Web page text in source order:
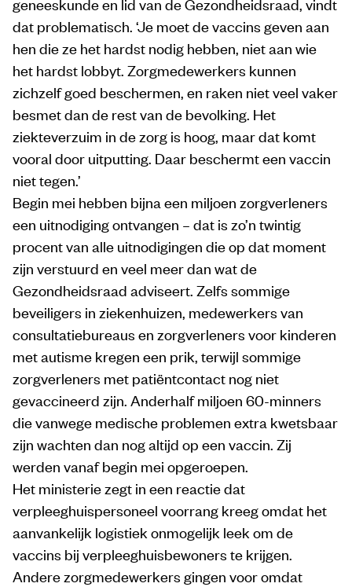
dat problematisch. ‘Je moet de vaccins geven aan
hen die ze het hardst nodig hebben, niet aan wie
het hardst lobbyt. Zorgmedewerkers kunnen
zichzelf goed beschermen, en raken niet veel vaker
besmet dan de rest van de bevolking. Het
ziekteverzuim in de zorg is hoog, maar dat komt
vooral door uitputting. Daar beschermt een vaccin
niet tegen.’
Begin mei hebben bijna een miljoen zorgverleners
een uitnodiging ontvangen – dat is zo’n twintig
procent van alle uitnodigingen die op dat moment
zijn verstuurd en veel meer dan wat de
Gezondheidsraad adviseert. Zelfs sommige
beveiligers in ziekenhuizen, medewerkers van
consultatiebureaus en zorgverleners voor kinderen
met autisme kregen een prik, terwijl sommige
zorgverleners met patiëntcontact nog niet
gevaccineerd zijn. Anderhalf miljoen 60-minners
die vanwege medische problemen extra kwetsbaar
zijn wachten dan nog altijd op een vaccin. Zij
werden vanaf begin mei opgeroepen.
Het ministerie zegt in een reactie dat
verpleeghuispersoneel voorrang kreeg omdat het
aanvankelijk logistiek onmogelijk leek om de
vaccins bij verpleeghuisbewoners te krijgen.
Andere zorgmedewerkers gingen voor omdat